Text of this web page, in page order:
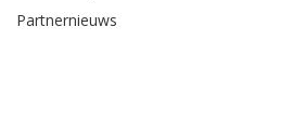
Partnernieuws